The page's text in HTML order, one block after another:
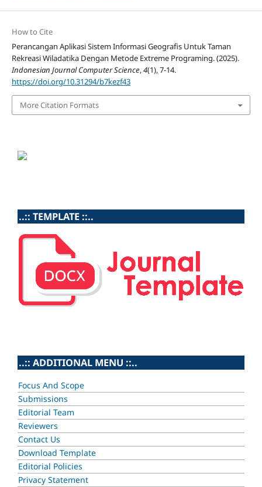
How to Cite
Perancangan Aplikasi Sistem Informasi Geografis Untuk Taman
Rekreasi Wiladatika Dengan Metode Extreme Programing. (2025).
Indonesian Journal Computer Science,4(1), 7-14.
https://doi.org/10.31294/b7kezf43
More Citation Formats
..:: TEMPLATE ::..
..:: ADDITIONAL MENU ::..
Focus And Scope
Submissions
Editorial Team
Reviewers
Contact Us
Download Template
Editorial Policies
Privacy Statement